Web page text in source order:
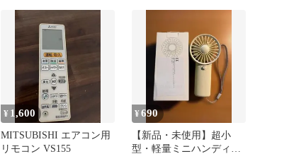
¥ 1,600
MITSUBISHI エアコン用
リモコン VS155
¥690
【新品・未使用】超小
型・軽量ミニハンディフ